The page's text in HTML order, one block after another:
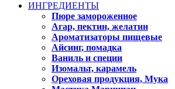
ИНГРЕДИЕНТЫ
Пюре замороженное
Агар, пектин, желатин
Ароматизаторы пищевые
Айсинг, помадка
Ваниль и специи
Изомальт, карамель
Ореховая продукция, Мука